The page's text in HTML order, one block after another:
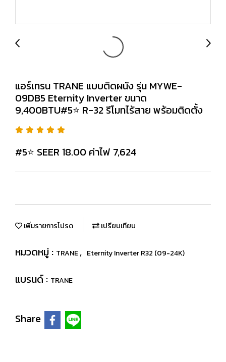
แอร์เทรน TRANE แบบติดผนัง รุ่น MYWE-
09DB5 Eternity Inverter ขนาด
9,400BTU#5⭐ R-32 รีโมทไร้สาย พร้อมติดตั้ง
#5⭐ SEER 18.00 ค่าไฟ 7,624
เพิ่มรายการโปรด เปรียบเทียบ
หมวดหมู่ : TRANE, Eternity Inverter R32 (09-24K)
แบรนด์ : TRANE
Share